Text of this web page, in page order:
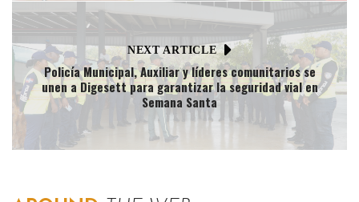
NEXT ARTICLE
Policía Municipal, Auxiliar y líderes comunitarios se
unen a Digesett para garantizar la seguridad vial en
Semana Santa